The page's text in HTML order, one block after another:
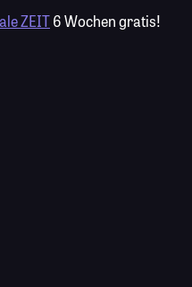
ZEIT6 Wochen gratis!